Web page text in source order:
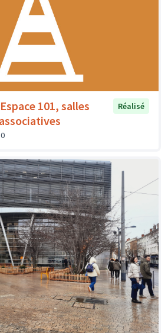
101, salles
Réalisé
0